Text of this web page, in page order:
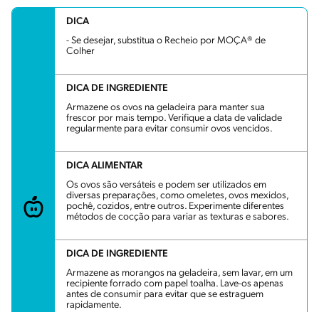
DICA
- Se desejar, substitua o Recheio por MOÇA® de
Colher
DICA DE INGREDIENTE
Armazene os ovos na geladeira para manter sua
frescor por mais tempo. Verifique a data de validade
regularmente para evitar consumir ovos vencidos.
DICA ALIMENTAR
Os ovos são versáteis e podem ser utilizados em
diversas preparações, como omeletes, ovos mexidos,
pochê, cozidos, entre outros. Experimente diferentes
métodos de cocção para variar as texturas e sabores.
DICA DE INGREDIENTE
Armazene as morangos na geladeira, sem lavar, em um
recipiente forrado com papel toalha. Lave-os apenas
antes de consumir para evitar que se estraguem
rapidamente.